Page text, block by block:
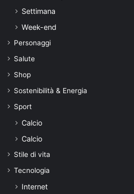
Settimana
Week-end
Personaggi
Salute
Shop
Sostenibilità & Energia
Sport
Calcio
Calcio
Stile di vita
Tecnologia
Internet